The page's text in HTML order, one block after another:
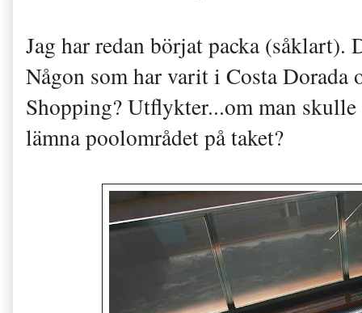
Jag har redan börjat packa (såklart).
Någon som har varit i Costa Dorada
Shopping? Utflykter...om man
lämna poolområdet på taket?